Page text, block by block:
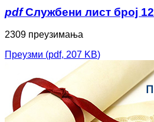
pdf Службени лист број 12
2309 преузимања
Преузми (pdf, 207 KB)